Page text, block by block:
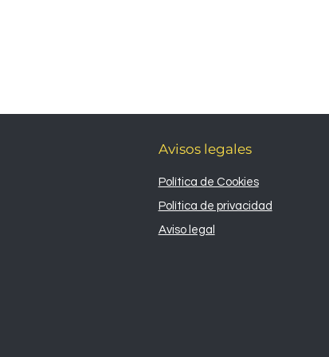
Avisos legales
Política de Cookies
Política de privacidad
Aviso legal